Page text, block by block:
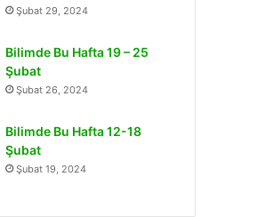
Şubat 29, 2024
Bilimde Bu Hafta 19 – 25
Şubat
Şubat 26, 2024
Bilimde Bu Hafta 12-18
Şubat
Şubat 19, 2024